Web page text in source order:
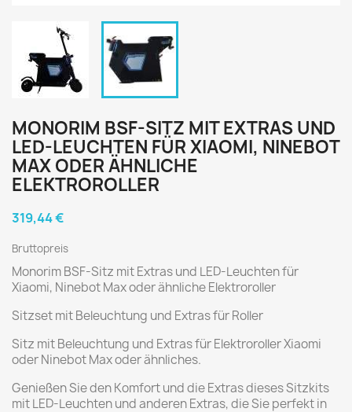
MONORIM BSF-SITZ MIT EXTRAS UND
LED-LEUCHTEN FÜR XIAOMI, NINEBOT
MAX ODER ÄHNLICHE
ELEKTROROLLER
319,44 €
Bruttopreis
Monorim BSF-Sitz mit Extras und LED-Leuchten für
Xiaomi, Ninebot Max oder ähnliche Elektroroller
Sitzset mit Beleuchtung und Extras für Roller
Sitz mit Beleuchtung und Extras für Elektroroller Xiaomi
oder Ninebot Max oder ähnliches.
Genießen Sie den Komfort und die Extras dieses Sitzkits
mit LED-Leuchten und anderen Extras, die Sie perfekt in